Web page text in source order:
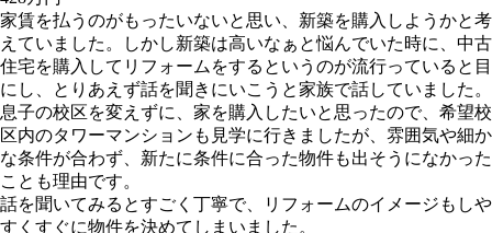
家賃を払うのがもったいないと思い、新築を購入しようかと考
えていました。しかし新築は高いなぁと悩んでいた時に、中古
住宅を購入してリフォームをするというのが流行っていると目
にし、とりあえず話を聞きにいこうと家族で話していました。
息子の校区を変えずに、家を購入したいと思ったので、希望校
区内のタワーマンションも見学に行きましたが、雰囲気や細か
な条件が合わず、新たに条件に合った物件も出そうになかった
ことも理由です。
話を聞いてみるとすごく丁寧で、リフォームのイメージもしや
すくすぐに物件を決めてしまいました。